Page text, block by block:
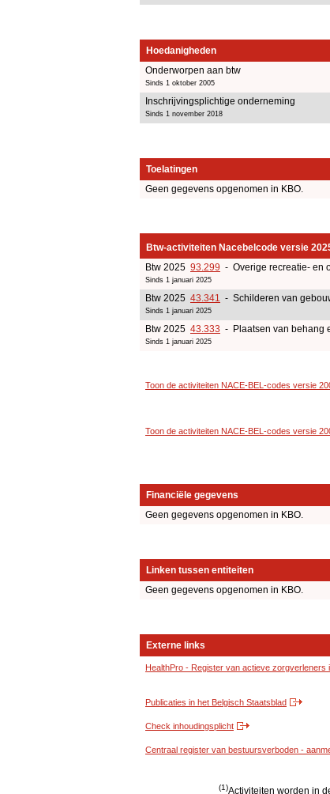
Hoedanigheden
Onderworpen aan btw
Sinds 1 oktober 2005
Inschrijvingsplichtige onderneming
Sinds 1 november 2018
Toelatingen
Geen gegevens opgenomen in KBO.
Btw-activiteiten Nacebelcode versie
Btw 2025 93.299 - Overige recreatie- en
Sinds 1 januari 2025
Btw 2025 43.341 - Schilderen van
Sinds 1 januari 2025
Btw 2025 43.333 - Plaatsen van behang
Sinds 1 januari 2025
Toon de activiteiten NACE-BEL-codes versie
Toon de activiteiten NACE-BEL-codes versie
Financiële gegevens
Geen gegevens opgenomen in KBO.
Linken tussen entiteiten
Geen gegevens opgenomen in KBO.
Externe links
HealthPro - Register van actieve zorgverleners
Publicaties in het Belgisch Staatsblad
Check inhoudingsplicht
Centraal register van bestuursverboden -
(1)Activiteiten worden in